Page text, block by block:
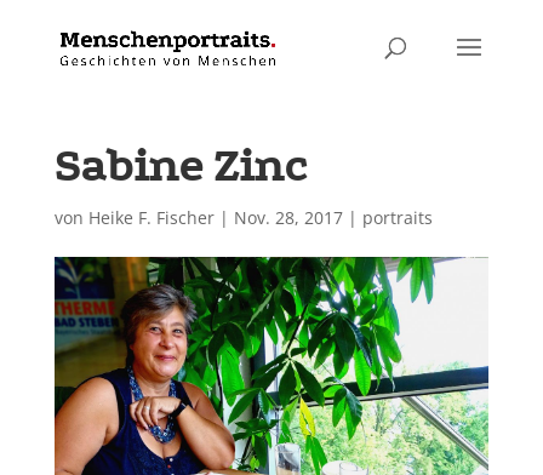
Sabine Zinc
von Heike F. Fischer| Nov. 28, 2017| portraits